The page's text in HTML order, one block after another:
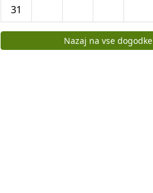
Koledar dogodkov
31
Nazaj na vse dogodke